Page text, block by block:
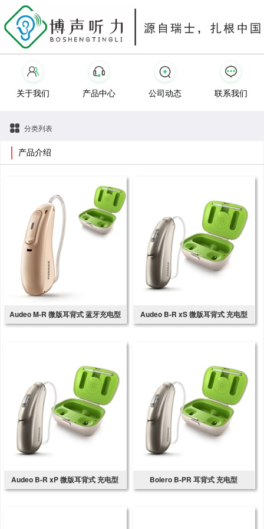
关于我们 产品中心 公司动态 联系我们
分类列表
产品介绍
Audeo M-R 微版耳背式 蓝牙充电型 Audeo B-R xS 微版耳背式 充电型
Audeo B-R xP 微版耳背式 充电型 Bolero B-PR 耳背式 充电型